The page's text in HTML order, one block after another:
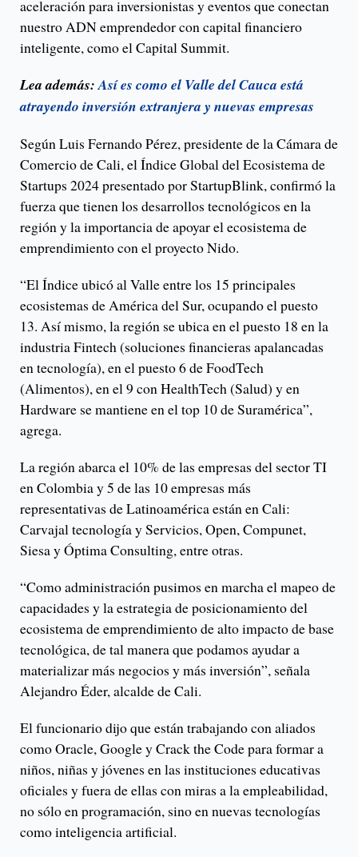
aceleración para inversionistas y eventos que conectan
nuestro ADN emprendedor con capital financiero
inteligente, como el Capital Summit.
Lea además:Así es como el Valle del Cauca está
atrayendo inversión extranjera y nuevas empresas
Según Luis Fernando Pérez, presidente de la Cámara de
Comercio de Cali, el Índice Global del Ecosistema de
Startups 2024 presentado por StartupBlink, confirmó la
fuerza que tienen los desarrollos tecnológicos en la
región y la importancia de apoyar el ecosistema de
emprendimiento con el proyecto Nido.
“El Índice ubicó al Valle entre los 15 principales
ecosistemas de América del Sur, ocupando el puesto
13. Así mismo, la región se ubica en el puesto 18 en la
industria Fintech (soluciones financieras apalancadas
en tecnología), en el puesto 6 de FoodTech
(Alimentos), en el 9 con HealthTech (Salud) y en
Hardware se mantiene en el top 10 de Suramérica”,
agrega.
La región abarca el 10% de las empresas del sector TI
en Colombia y 5 de las 10 empresas más
representativas de Latinoamérica están en Cali:
Carvajal tecnología y Servicios, Open, Compunet,
Siesa y Óptima Consulting, entre otras.
“Como administración pusimos en marcha el mapeo de
capacidades y la estrategia de posicionamiento del
ecosistema de emprendimiento de alto impacto de base
tecnológica, de tal manera que podamos ayudar a
materializar más negocios y más inversión”, señala
Alejandro Éder, alcalde de Cali.
El funcionario dijo que están trabajando con aliados
como Oracle, Google y Crack the Code para formar a
niños, niñas y jóvenes en las instituciones educativas
oficiales y fuera de ellas con miras a la empleabilidad,
no sólo en programación, sino en nuevas tecnologías
como inteligencia artificial.